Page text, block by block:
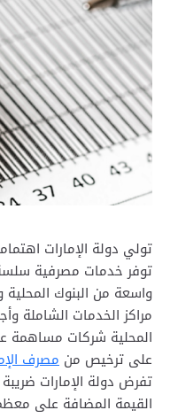
تولي دولة الإمارات
توفر خدمات مصرفية
واسعة من البنوك
مراكز الخدمات الشاملة
المحلية شركات مساهمة
على ترخيص من مصرف
تفرض دولة الإمارات
القيمة المضافة على